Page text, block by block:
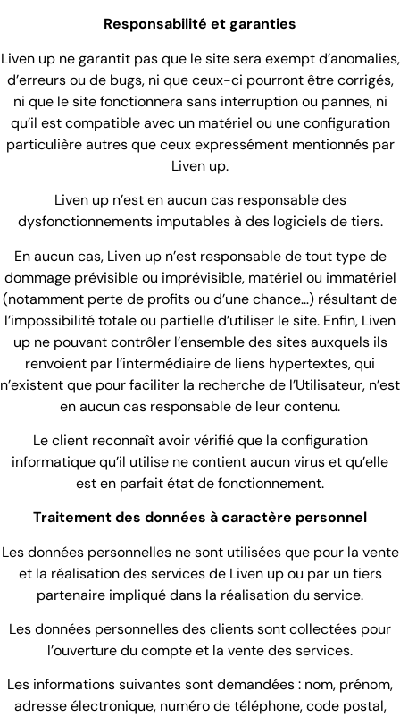
Responsabilité et garanties
Liven up ne garantit pas que le site sera exempt d’anomalies,
d’erreurs ou de bugs, ni que ceux-ci pourront être corrigés,
ni que le site fonctionnera sans interruption ou pannes, ni
qu’il est compatible avec un matériel ou une configuration
particulière autres que ceux expressément mentionnés par
Liven up.
Liven up n’est en aucun cas responsable des
dysfonctionnements imputables à des logiciels de tiers.
En aucun cas, Liven up n’est responsable de tout type de
dommage prévisible ou imprévisible, matériel ou immatériel
(notamment perte de profits ou d’une chance…) résultant de
l’impossibilité totale ou partielle d’utiliser le site. Enfin, Liven
up ne pouvant contrôler l’ensemble des sites auxquels ils
renvoient par l’intermédiaire de liens hypertextes, qui
n’existent que pour faciliter la recherche de l’Utilisateur, n’est
en aucun cas responsable de leur contenu.
Le client reconnaît avoir vérifié que la configuration
informatique qu’il utilise ne contient aucun virus et qu’elle
est en parfait état de fonctionnement.
Traitement des données à caractère personnel
Les données personnelles ne sont utilisées que pour la vente
et la réalisation des services de Liven up ou par un tiers
partenaire impliqué dans la réalisation du service.
Les données personnelles des clients sont collectées pour
l’ouverture du compte et la vente des services.
Les informations suivantes sont demandées : nom, prénom,
adresse électronique, numéro de téléphone, code postal,